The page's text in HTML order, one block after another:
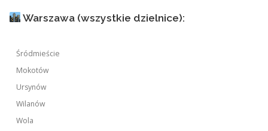
Warszawa (wszystkie dzielnice):
Śródmieście
Mokotów
Ursynów
Wilanów
Wola